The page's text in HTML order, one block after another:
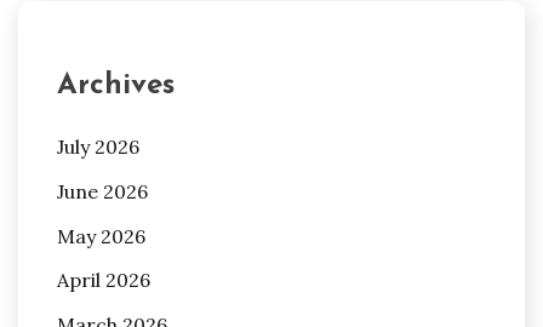
Archives
July 2026
June 2026
May 2026
April 2026